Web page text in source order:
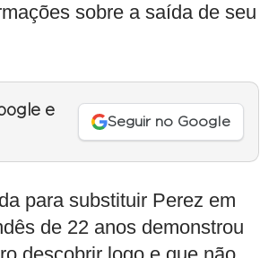
sobre a saída de seu
e
Seguir no Google
para substituir Perez em
de 22 anos demonstrou